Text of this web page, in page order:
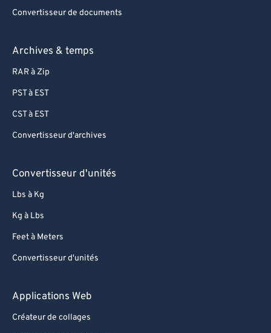
Convertisseur de documents
Archives & temps
RAR à Zip
PST à EST
CST à EST
Convertisseur d'archives
Convertisseur d'unités
Lbs à Kg
Kg à Lbs
Feet à Meters
Convertisseur d'unités
Applications Web
Créateur de collages